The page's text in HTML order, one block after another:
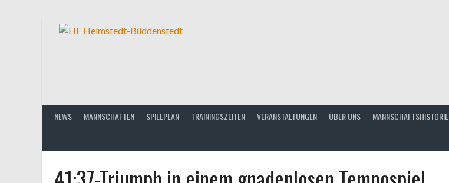
NEWS MANNSCHAFTEN SPIELPLAN TRAININGSZEITEN VERANSTALTUNGEN ÜBER UNS MANNSCHAFTSHISTORIE